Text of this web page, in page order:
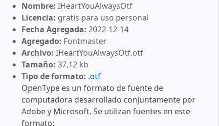
Nombre: IHeartYouAlwaysOtf
Licencia: gratis para uso personal
Fecha Agregada: 2022-12-14
Agregado: Fontmaster
Archivo: IHeartYouAlwaysOtf.otf
Tamaño: 37,12 kb
Tipo de formato: .otf
OpenType es un formato de fuente de
computadora desarrollado conjuntamente por
Adobe y Microsoft. Se utilizan fuentes en este
formato: